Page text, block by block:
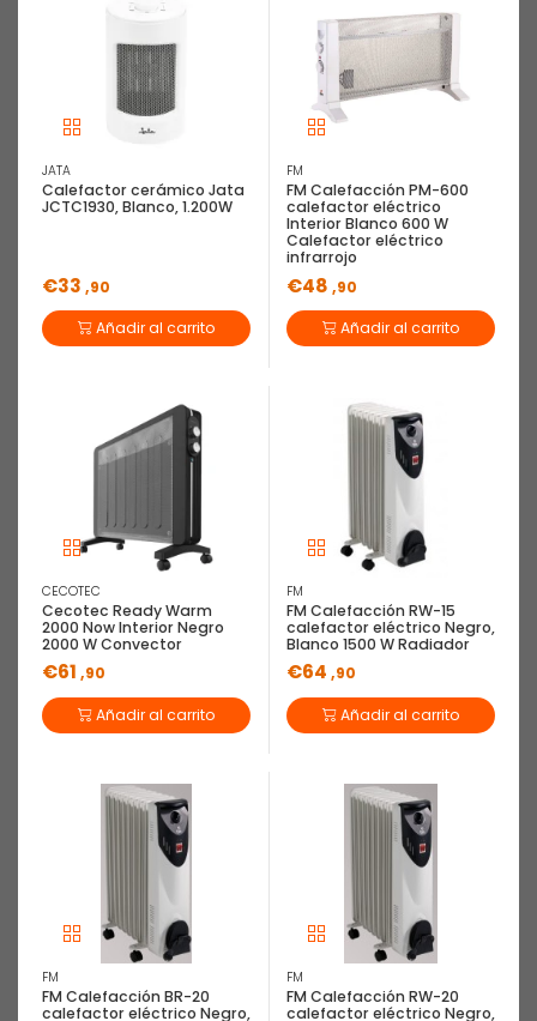
Orbegozo RRM 1810 Interior Blanco 1800
W Radiador sin aceite
EMISOR TÉRMICO DE BAJO CONSUMO RRM 1810
Características
Orbegozo RRM 1810. Tipo: Radiador sin aceite, Calefacción tipo
de elemento: Aluminio. Adecuado para: Interior, Opciones de
colocación: Piso, Color del producto: Blanco. Potencia de
Tipo de envío
JATA
Calefactor cerámico Jata
JCTC1930, Blanco, 1.200W
€33 ,90
Añadir al carrito
FM
FM Calefacción PM-600
calefactor eléctrico
Interior Blanco 600 W
Calefactor eléctrico
infrarrojo
€48 ,90
Añadir al carrito
CECOTEC
Cecotec Ready Warm
2000 Now Interior Negro
2000 W Convector
€61 ,90
Añadir al carrito
FM
FM Calefacción RW-15
calefactor eléctrico Negro,
Blanco 1500 W Radiador
€64 ,90
Añadir al carrito
FM
FM Calefacción BR-20
calefactor eléctrico Negro,
FM
FM Calefacción RW-20
calefactor eléctrico Negro,